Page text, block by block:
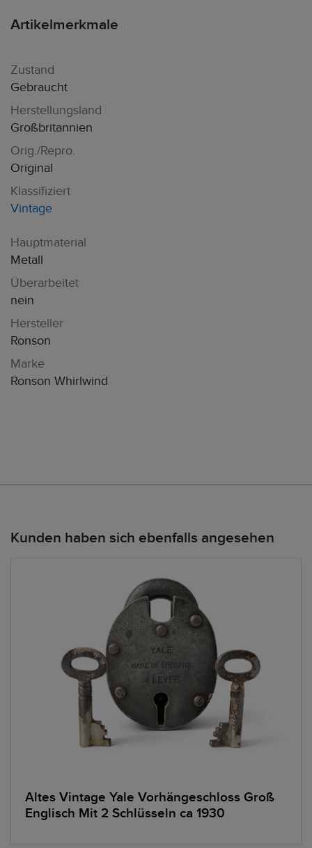
Artikelmerkmale
Zustand
Gebraucht
Herstellungsland
Großbritannien
Orig./Repro.
Original
Klassifiziert
Vintage
Hauptmaterial
Metall
Überarbeitet
nein
Hersteller
Ronson
Marke
Ronson Whirlwind
Kunden haben sich ebenfalls angesehen
Altes Vintage Yale Vorhängeschloss Groß
Englisch Mit 2 Schlüsseln ca 1930